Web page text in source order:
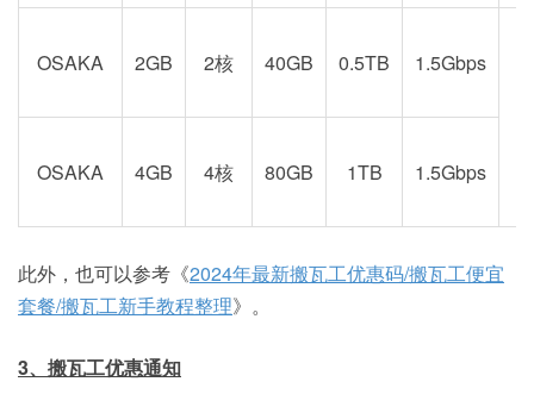
OSAKA 2GB 2核 40GB 0.5TB
1.5Gbps
OSAKA
4GB 4核 80GB 1TB 1.5Gbps
此外，也可以参考《2024年最新搬瓦工优惠码/搬瓦工便宜
套餐/搬瓦工新手教程整理》。
3、搬瓦工优惠通知